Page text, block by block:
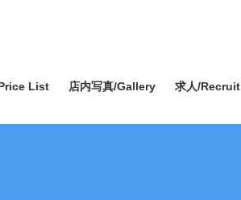
List 店内写真/Gallery 求人/Recruit